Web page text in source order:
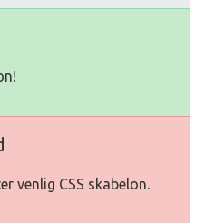
venlig CSS skabelon.